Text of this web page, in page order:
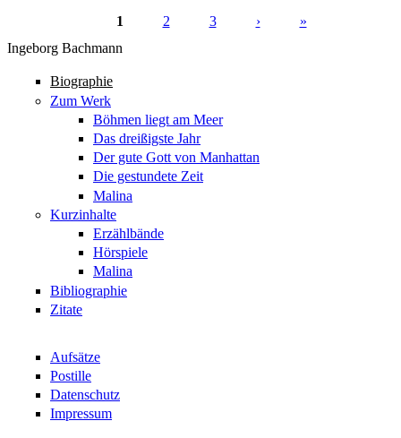
Seiten
1 2 3 ›
»
Ingeborg Bachmann
Biographie
Zum Werk
Böhmen liegt am Meer
Das dreißigste Jahr
Der gute Gott von Manhattan
Die gestundete Zeit
Malina
Kurzinhalte
Erzählbände
Hörspiele
Malina
Bibliographie
Zitate
Aufsätze
Postille
Datenschutz
Impressum